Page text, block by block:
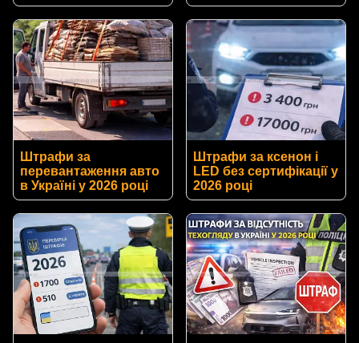
Штрафи за
перевантаження авто
в Україні у 2026 році
Штрафи за ксенон і
LED без сертифікації у
2026 році